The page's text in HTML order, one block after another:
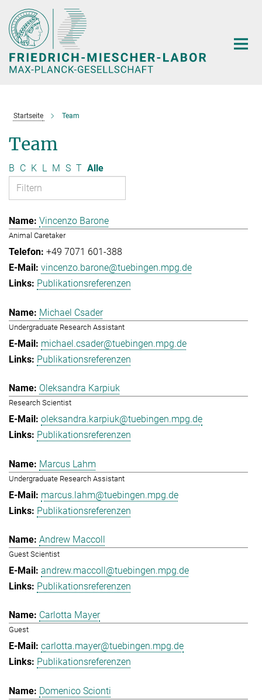
Hauptinhalt
Startseite Team
Team
B C K L M S T Alle
Vincenzo Barone
Animal Caretaker
+49 7071 601-388
vincenzo.barone@tuebingen.mpg.de
Publikationsreferenzen
Michael Csader
Undergraduate Research Assistant
michael.csader@tuebingen.mpg.de
Publikationsreferenzen
Oleksandra Karpiuk
Research Scientist
oleksandra.karpiuk@tuebingen.mpg.de
Publikationsreferenzen
Marcus Lahm
Undergraduate Research Assistant
marcus.lahm@tuebingen.mpg.de
Publikationsreferenzen
Andrew Maccoll
Guest Scientist
andrew.maccoll@tuebingen.mpg.de
Publikationsreferenzen
Carlotta Mayer
Guest
carlotta.mayer@tuebingen.mpg.de
Publikationsreferenzen
Domenico Scionti